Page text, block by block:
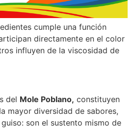
cumple una función
directamente en el color
influyen de la viscosidad de
del Mole Poblano, constituyen
mayor diversidad de sabores,
son el sustento mismo de